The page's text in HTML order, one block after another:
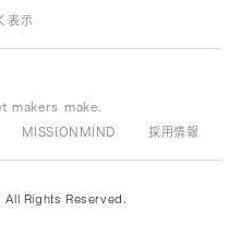
表示
makers make.
MISSIONMIND 採用情報
Rights Reserved.